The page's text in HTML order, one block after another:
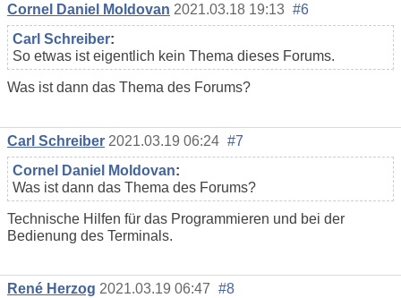
Cornel Daniel Moldovan 2021.03.18 19:13 #6
Carl Schreiber:
So etwas ist eigentlich kein Thema dieses Forums.
Was ist dann das Thema des Forums?
Carl Schreiber 2021.03.19 06:24 #7
Cornel Daniel Moldovan:
Was ist dann das Thema des Forums?
Technische Hilfen für das Programmieren und bei der
Bedienung des Terminals.
René Herzog 2021.03.19 06:47 #8